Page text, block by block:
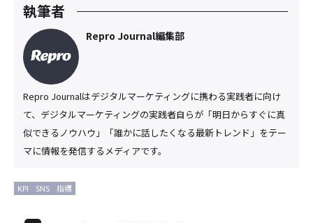
執筆者
Repro Journal編集部
Repro Journalはデジタルマーケティングに携わる実践者に向け
て、デジタルマーケティングの実践者自らが「明日からすぐに真
似できるノウハウ」「誰かに話したくなる最新トレンド」をテー
マに情報を発信するメディアです。
KPI SNS 指標